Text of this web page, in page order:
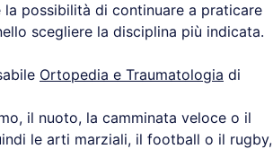
la possibilità di continuare a praticare
scegliere la disciplina più indicata.
Ortopedia e Traumatologia di
il nuoto, la camminata veloce o il
le arti marziali, il football o il rugby,